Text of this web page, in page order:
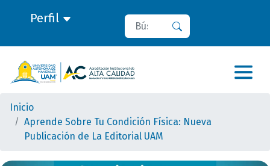
Perfil Buscar
Inicio
Aprende Sobre Tu Condición Física: Nueva
Publicación de La Editorial UAM